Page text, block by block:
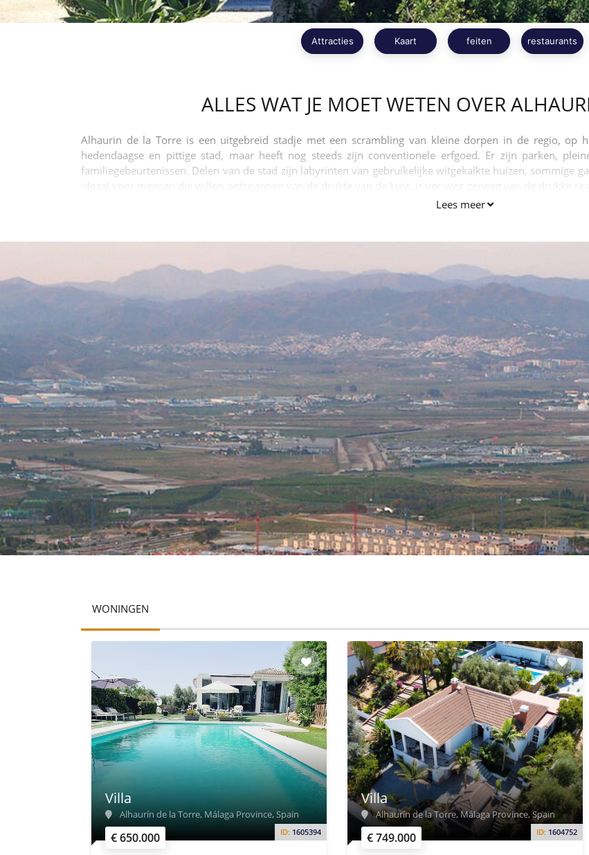
Attracties Kaart feiten restaurants
ALLES WAT JE MOET WETEN OVER
Alhaurin de la Torre is een uitgebreid stadje met een scrambling van kleine dorpen in de regio, op
hedendaagse en pittige stad, maar heeft nog steeds zijn conventionele erfgoed. Er zijn parken,
familiegebeurtenissen. Delen van de stad zijn labyrinten van gebruikelijke witgekalkte huizen, sommige
dichtbij genoeg, zodat het resort levensstijl kan worden genoten wanneer de fancy u neemt.
Lees meer
WONINGEN
€ 650.000 ID: 1605394
Villa
Alhaurín de la Torre, Málaga Province, Spain
€ 749.000 ID: 1604752
Villa
Alhaurín de la Torre, Málaga Province, Spain